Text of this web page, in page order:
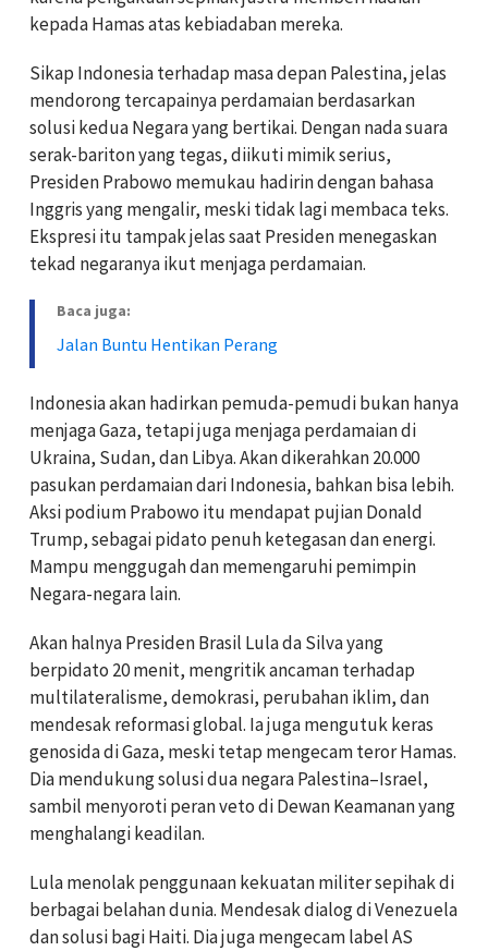
kepada Hamas atas kebiadaban mereka.
Sikap Indonesia terhadap masa depan Palestina, jelas
mendorong tercapainya perdamaian berdasarkan
solusi kedua Negara yang bertikai. Dengan nada suara
serak-bariton yang tegas, diikuti mimik serius,
Presiden Prabowo memukau hadirin dengan bahasa
Inggris yang mengalir, meski tidak lagi membaca teks.
Ekspresi itu tampak jelas saat Presiden menegaskan
tekad negaranya ikut menjaga perdamaian.
Baca juga:
Jalan Buntu Hentikan Perang
Indonesia akan hadirkan pemuda-pemudi bukan hanya
menjaga Gaza, tetapi juga menjaga perdamaian di
Ukraina, Sudan, dan Libya. Akan dikerahkan 20.000
pasukan perdamaian dari Indonesia, bahkan bisa lebih.
Aksi podium Prabowo itu mendapat pujian Donald
Trump, sebagai pidato penuh ketegasan dan energi.
Mampu menggugah dan memengaruhi pemimpin
Negara-negara lain.
Akan halnya Presiden Brasil Lula da Silva yang
berpidato 20 menit, mengritik ancaman terhadap
multilateralisme, demokrasi, perubahan iklim, dan
mendesak reformasi global. Ia juga mengutuk keras
genosida di Gaza, meski tetap mengecam teror Hamas.
Dia mendukung solusi dua negara Palestina–Israel,
sambil menyoroti peran veto di Dewan Keamanan yang
menghalangi keadilan.
Lula menolak penggunaan kekuatan militer sepihak di
berbagai belahan dunia. Mendesak dialog di Venezuela
dan solusi bagi Haiti. Dia juga mengecam label AS